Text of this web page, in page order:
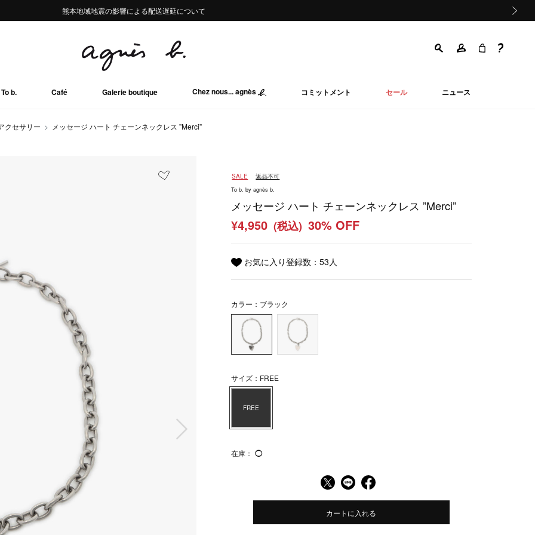
熊本地域地震の影響による配送遅延について
Summer Sale 2buy10%OFF!!
熊本地域地震の影響による配送遅延について
Summer Sale 2buy10%OFF!!
To b. Café Galerie boutique Chez nous... agnès コミットメント セール ニュース
クセサリー メッセージ ハート チェーンネックレス ”Merci”
SALE 返品不可
To b. by agnès b.
メッセージ ハート チェーンネックレス ”Merci”
¥4,950 (税込) 30% OFF
お気に入り登録数：53人
カラー：ブラック
サイズ：FREE
FREE
在庫： ◯
カートに入れる